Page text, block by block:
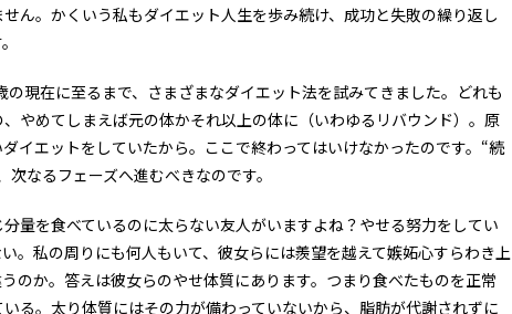
ん。かくいう私もダイエット人生を歩み続け、成功と失敗の繰り返し
現在に至るまで、さまざまなダイエット法を試みてきました。どれも
やめてしまえば元の体かそれ以上の体に（いわゆるリバウンド）。原
イエットをしていたから。ここで終わってはいけなかったのです。“続
なるフェーズへ進むべきなのです。
量を食べているのに太らない友人がいますよね？やせる努力をしてい
。私の周りにも何人もいて、彼女らには羨望を越えて嫉妬心すらわき上
のか。答えは彼女らのやせ体質にあります。つまり食べたものを正常
る。太り体質にはその力が備わっていないから、脂肪が代謝されずに